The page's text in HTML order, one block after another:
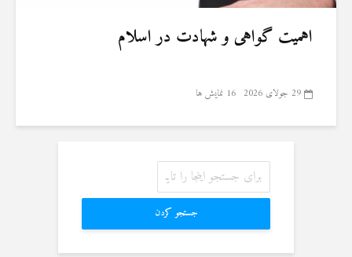
اهمیت گواهی و شهادت در اسلام
29 جولای 2026 16 نمایش ها
جستجو کردن